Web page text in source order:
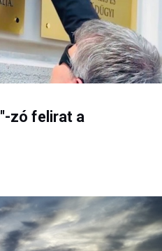
zó felirat a